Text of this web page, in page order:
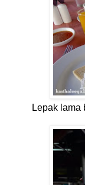
Lepak lama